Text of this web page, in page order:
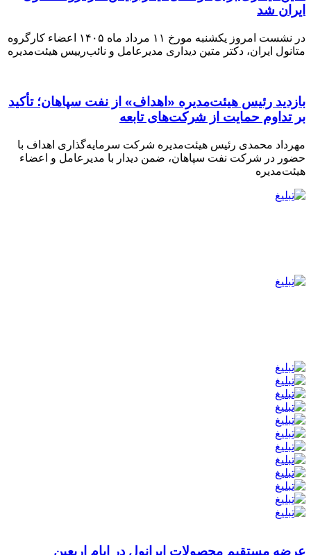
ایران شد
در نشست امروز یکشنبه مورخ ۱۱ مرداد ماه ۱۴۰۵ اعضاء کارگروه
متانول ایران، دکتر متین دیداری مدیرعامل و‌ نائب‌رییس هیئت‌مدیره
بازدید رئیس هیئت‌مدیره «اهداف» از نفت سپاهان؛ تأکید
بر تداوم حمایت از شرکت‌های تابعه
مهرداد محمدی رئیس هیئت‌مدیره شرکت سرمایه‌گذاری اهداف با
حضور در شرکت نفت سپاهان، ضمن دیدار با مدیرعامل و اعضاء
هیئت‌مدیره
عرضه مستقیم محصولات ایرانول در ایام اربعین